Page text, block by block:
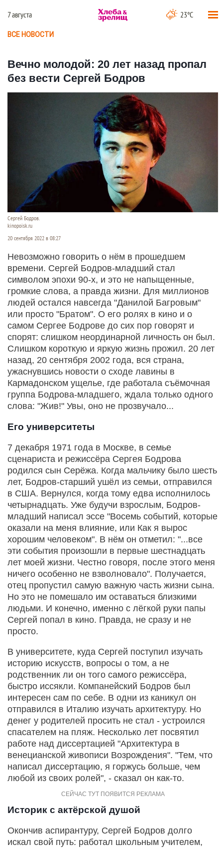
7 августа 23°C
ВСЕ НОВОСТИ
Вечно молодой: 20 лет назад пропал
без вести Сергей Бодров
Сергей Бодров.
kinopoisk.ru
20 сентября 2022 в 08:27
Невозможно говорить о нём в прошедшем
времени. Сергей Бодров-младший стал
символом эпохи 90-х, и это не напыщенные,
громкие слова, а правда жизни. Для миллионов
людей остался навсегда "Данилой Багровым"
или просто "Братом". О его ролях в кино и о
самом Сергее Бодрове до сих пор говорят и
спорят: слишком неординарной личность он был.
Слишком короткую и яркую жизнь прожил. 20 лет
назад, 20 сентября 2002 года, вся страна,
ужаснувшись новости о сходе лавины в
Кармадонском ущелье, где работала съёмочная
группа Бодрова-младшего, ждала только одного
слова: "Жив!" Увы, оно не прозвучало...
Его университеты
7 декабря 1971 года в Москве, в семье
сценариста и режиссёра Сергея Бодрова
родился сын Серёжа. Когда мальчику было шесть
лет, Бодров-старший ушёл из семьи, отправился
в США. Вернулся, когда тому едва исполнилось
четырнадцать. Уже будучи взрослым, Бодров-
младший написал эссе "Восемь событий, которые
оказали на меня влияние, или Как я вырос
хорошим человеком". В нём он отметил: "...все
эти события произошли в первые шестнадцать
лет моей жизни. Честно говоря, после этого меня
ничего особенно не взволновало". Получается,
отец пропустил самую важную часть жизни сына.
Но это не помешало им оставаться близкими
людьми. И конечно, именно с лёгкой руки папы
Сергей попал в кино. Правда, не сразу и не
просто.
В университете, куда Сергей поступил изучать
историю искусств, вопросы о том, а не
родственник ли он того самого режиссёра,
быстро иссякли. Компанейский Бодров был
интересен сам по себе. В одни из каникул он
отправился в Италию изучать архитектуру. Но
денег у родителей просить не стал - устроился
спасателем на пляж. Несколько лет посвятил
работе над диссертацией "Архитектура в
венецианской живописи Возрождения". "Тем, что
написал диссертацию, я горжусь больше, чем
любой из своих ролей", - сказал он как-то.
Историк с актёрской душой
Окончив аспирантуру, Сергей Бодров долго
искал свой путь: работал школьным учителем,